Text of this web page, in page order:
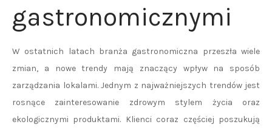
gastronomicznymi
W ostatnich latach branża gastronomiczna przeszła wiele
zmian, a nowe trendy mają znaczący wpływ na sposób
zarządzania lokalami. Jednym z najważniejszych trendów jest
rosnące zainteresowanie zdrowym stylem życia oraz
ekologicznymi produktami. Klienci coraz częściej poszukują